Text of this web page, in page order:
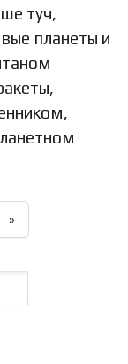
туч,
планеты и
»